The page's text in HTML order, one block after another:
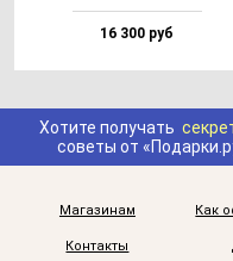
16 300 руб
Хотите получать
советы от
Магазинам Как
Контакты